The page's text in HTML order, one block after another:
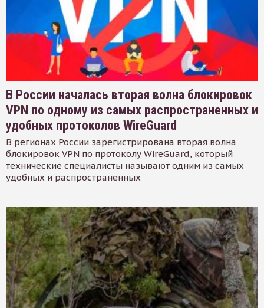
В России началась вторая волна блокировок
VPN по одному из самых распространенных и
удобных протоколов WireGuard
В регионах России зарегистрирована вторая волна
блокировок VPN по протоколу WireGuard, который
технические специалисты называют одним из самых
удобных и распространенных